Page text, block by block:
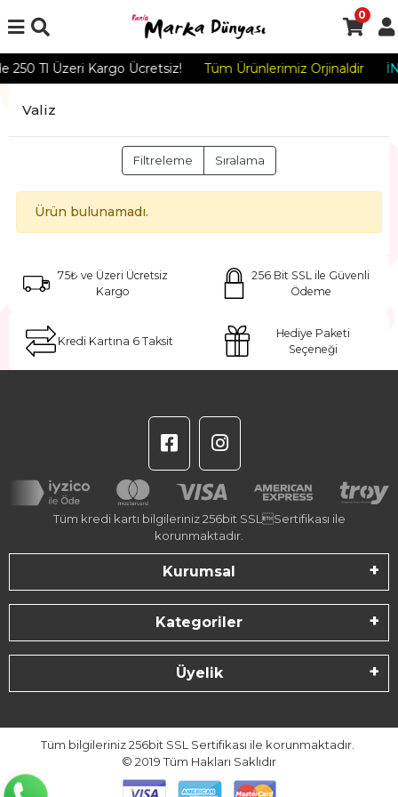
250 Tl Üzeri Kargo Ücretsiz! Tüm Ürünlerimiz Orjinaldir
0
Valiz
Filtreleme Sıralama
Ürün bulunamadı.
75₺ ve Üzeri Ücretsiz
Kargo
256 Bit SSL ile Güvenli
Ödeme
Kredi Kartına 6 Taksit
Hediye Paketi
Seçeneği
Tüm kredi kartı bilgileriniz 256bit SSLSertifikası ile
korunmaktadır.
Kurumsal
Kategoriler
Üyelik
Tüm bilgileriniz 256bit SSL Sertifikası ile korunmaktadır.
© 2019Tüm Hakları Saklıdır